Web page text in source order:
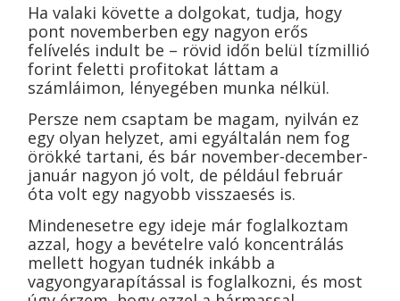
Ha valaki követte a dolgokat, tudja, hogy
pont novemberben egy nagyon erős
felívelés indult be – rövid időn belül tízmillió
forint feletti profitokat láttam a
számláimon, lényegében munka nélkül.
Persze nem csaptam be magam, nyilván ez
egy olyan helyzet, ami egyáltalán nem fog
örökké tartani, és bár november-december-
január nagyon jó volt, de például február
óta volt egy nagyobb visszaesés is.
Mindenesetre egy ideje már foglalkoztam
azzal, hogy a bevételre való koncentrálás
mellett hogyan tudnék inkább a
vagyongyarapítással is foglalkozni, és most